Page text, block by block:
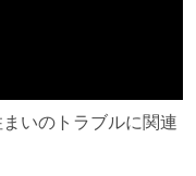
いのトラブルに関連